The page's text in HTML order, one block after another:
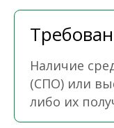
Наличие
(СПО) или
либо их